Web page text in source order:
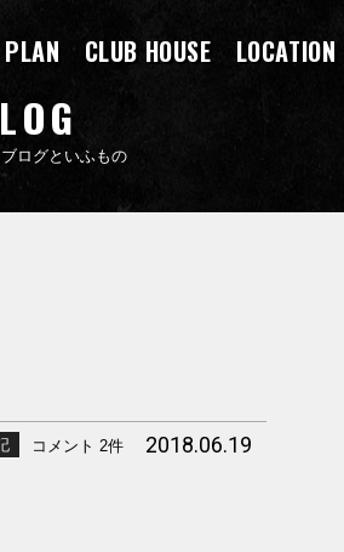
ログといふもの
PLAN CLUB HOUSE LOCATION
2018.06.19
コメント 2件